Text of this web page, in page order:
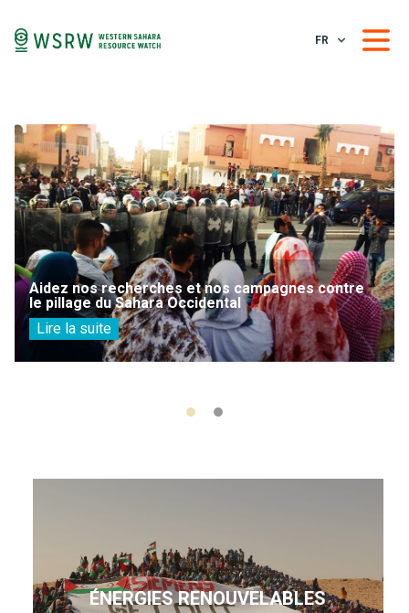
FR
Aidez nos recherches et nos campagnes contre
le pillage du Sahara Occidental
Lire la suite
ÉNERGIES RENOUVELABLES